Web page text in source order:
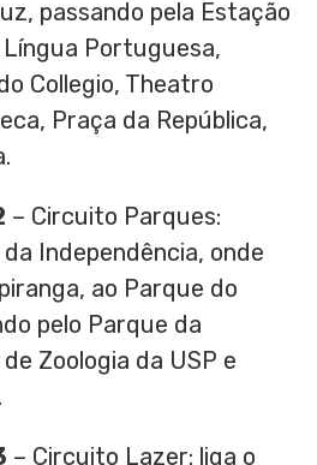
passando pela Estação
Portuguesa,
Collegio, Theatro
Praça da República,
– Circuito Parques:
Independência, onde
ao Parque do
pelo Parque da
Zoologia da USP e
– Circuito Lazer: liga o